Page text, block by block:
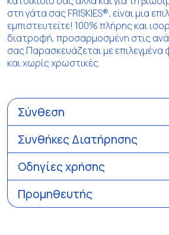
στη γάτα σας FRISKIES®, είναι μια
εμπιστευτείτε! 100% πλήρης και
διατροφή, προσαρμοσμένη στις
σας.Παρασκευάζεται με επιλεγμένα
και χωρίς χρωστικές.
Σύνθεση
Συνθήκες Διατήρησης
Οδηγίες χρήσης
Προμηθευτής